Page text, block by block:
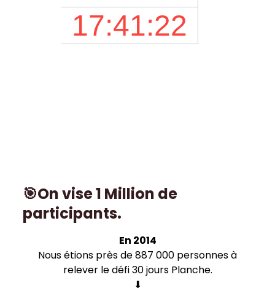
🎯On vise 1 Million de
participants.
En 2014
Nous étions près de 887 000 personnes à
relever le défi 30 jours Planche.
⬇︎